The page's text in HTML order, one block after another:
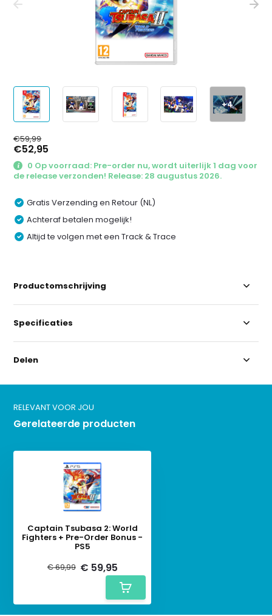
+4
€59,99
€52,95
0 Op voorraad: Pre-order nu, wordt uiterlijk 1 dag voor
de release verzonden! Release: 28 augustus 2026.
Gratis Verzending en Retour (NL)
Achteraf betalen mogelijk!
Altijd te volgen met een Track & Trace
Productomschrijving
Specificaties
Delen
RELEVANT VOOR JOU
Gerelateerde producten
Captain Tsubasa 2: World
Fighters + Pre-Order Bonus -
PS5
€ 69,99 € 59,95